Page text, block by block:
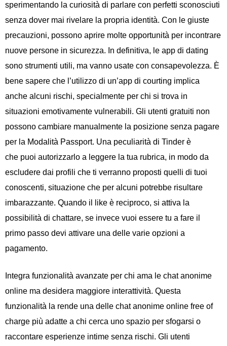
sperimentando la curiosità di parlare con perfetti sconosciuti
senza dover mai rivelare la propria identità. Con le giuste
precauzioni, possono aprire molte opportunità per incontrare
nuove persone in sicurezza. In definitiva, le app di dating
sono strumenti utili, ma vanno usate con consapevolezza. È
bene sapere che l’utilizzo di un’app di courting implica
anche alcuni rischi, specialmente per chi si trova in
situazioni emotivamente vulnerabili. Gli utenti gratuiti non
possono cambiare manualmente la posizione senza pagare
per la Modalità Passport. Una peculiarità di Tinder è
che puoi autorizzarlo a leggere la tua rubrica, in modo da
escludere dai profili che ti verranno proposti quelli di tuoi
conoscenti, situazione che per alcuni potrebbe risultare
imbarazzante. Quando il like è reciproco, si attiva la
possibilità di chattare, se invece vuoi essere tu a fare il
primo passo devi attivare una delle varie opzioni a
pagamento.
Integra funzionalità avanzate per chi ama le chat anonime
online ma desidera maggiore interattività. Questa
funzionalità la rende una delle chat anonime online free of
charge più adatte a chi cerca uno spazio per sfogarsi o
raccontare esperienze intime senza rischi. Gli utenti